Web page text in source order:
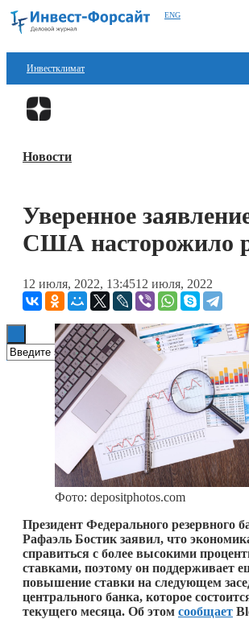
ENG
Инвестклимат
Финансы
Блокчейн
Технологии
Книги
Новости
Уверенное
США насторожило
12 июля, 2022, 13:4512 июля, 2022
Фото: depositphotos.com
Президент Федерального резервного
Рафаэль Бостик заявил, что
справиться с более высокими
ставками, поэтому он поддерживает
повышение ставки на следующем
центрального банка, которое
текущего месяца. Об этом сообщает